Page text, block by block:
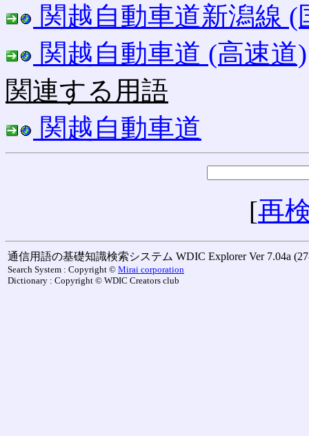
関越自動車道新潟線 (
関越自動車道 (高速道)
関連する用語
関越自動車道
[再
通信用語の基礎知識検索システム WDIC Explorer Ver 7.04a
Search System : Copyright © Mirai corporation
Dictionary : Copyright © WDIC Creators club